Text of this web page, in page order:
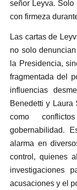
señor Leyva. Solo
con firmeza
Las cartas de
no solo
la Presidencia,
fragmentada del
influencias
Benedetti y Laura
como
gobernabilidad.
alarma en
control, quienes
investigaciones
acusaciones y el